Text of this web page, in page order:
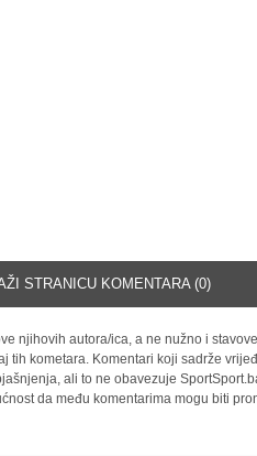
STRANICU KOMENTARA (0)
njihovih autora/ica, a ne nužno i
tih kometara. Komentari koji sadrže
ali to ne obavezuje
da među komentarima mogu biti